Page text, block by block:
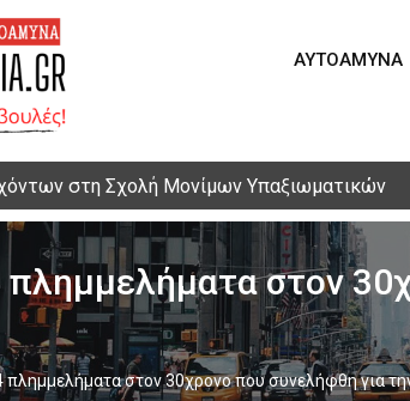
ΑΥΤΟΆΜΥΝΑ
στη Σχολή Μονίμων Υπαξιωματικών
πλημμελήματα στον
πλημμελήματα στον 30χρονο που συνελήφθη για